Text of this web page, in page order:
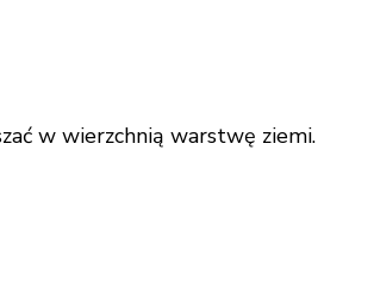
w wierzchnią warstwę ziemi.